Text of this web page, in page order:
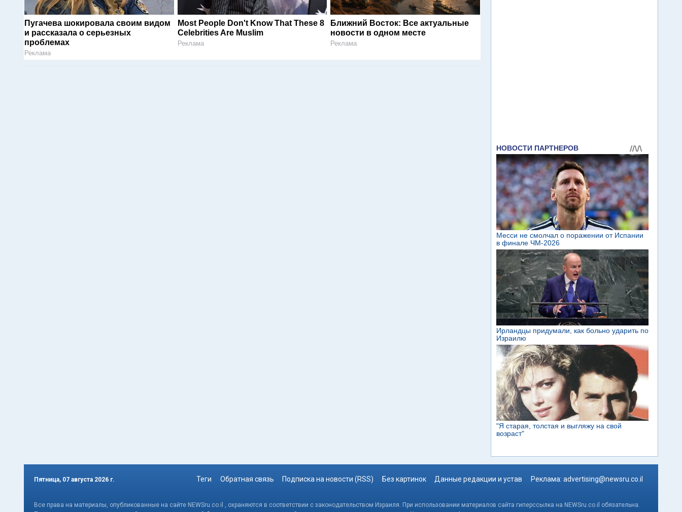
Пугачева шокировала своим видом
и рассказала о серьезных
проблемах
Реклама
Most People Don't Know That These 8
Celebrities Are Muslim
Реклама
Ближний Восток: Все актуальные
новости в одном месте
Реклама
Пятница, 07 августа 2026 г. Теги Обратная связь Подписка на новости (RSS) Без картинок Данные редакции и устав Реклама: advertising@newsru.co.il
Все права на материалы, опубликованные на сайте NEWSru.co.il , охраняются в соответствии с законодательством Израиля. При использовании материалов сайта гиперссылка на NEWSru.co.il обязательна.